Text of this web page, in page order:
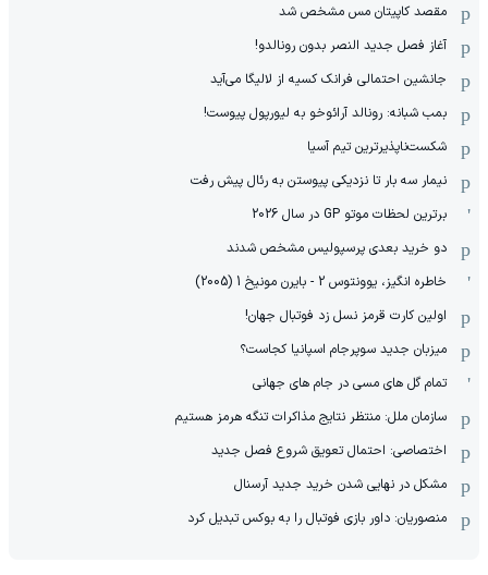
مقصد کاپیتان مس مشخص شد
آغاز فصل جدید النصر بدون رونالدو!
جانشین احتمالی فرانک کسیه از لالیگا می‌آید
بمب شبانه: رونالد آرائوخو به لیورپول پیوست!
شکست‌ناپذیرترین تیم آسیا
نیمار سه بار تا نزدیکی پیوستن به رئال پیش رفت
برترین لحظات موتو GP در سال 2026
دو خرید بعدی پرسپولیس مشخص شدند
خاطره انگیز، یوونتوس 2 - بایرن مونیخ 1 (2005)
اولین کارت قرمز نسل زد فوتبال جهان!
میزبان جدید سوپرجام اسپانیا کجاست؟
تمام گل های مسی در جام های جهانی
سازمان ملل: منتظر نتایج مذاکرات تنگه هرمز هستیم
اختصاصی: احتمال تعویق شروع فصل جدید
مشکل در نهایی شدن خرید جدید آرسنال
منصوریان: داور بازی فوتبال را به بوکس تبدیل کرد